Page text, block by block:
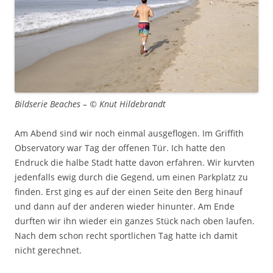
Bildserie Beaches – © Knut Hildebrandt
Am Abend sind wir noch einmal ausgeflogen. Im Griffith
Observatory war Tag der offenen Tür. Ich hatte den
Endruck die halbe Stadt hatte davon erfahren. Wir kurvten
jedenfalls ewig durch die Gegend, um einen Parkplatz zu
finden. Erst ging es auf der einen Seite den Berg hinauf
und dann auf der anderen wieder hinunter. Am Ende
durften wir ihn wieder ein ganzes Stück nach oben laufen.
Nach dem schon recht sportlichen Tag hatte ich damit
nicht gerechnet.